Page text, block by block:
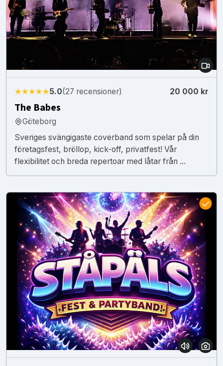
★★★★★5.0(27 recensioner) 20 000 kr
The Babes
Göteborg
Sveriges svängigaste coverband som spelar på din
företagsfest, bröllop, kick-off, privatfest! Vår
flexibilitet och breda repertoar med låtar från ...